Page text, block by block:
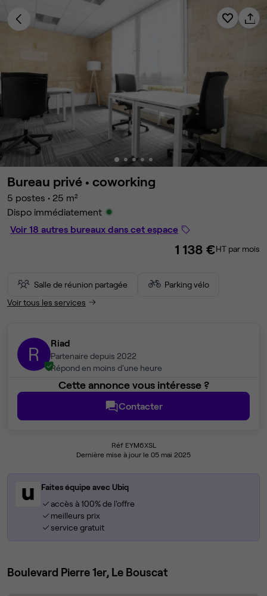
Bureau privé • coworking
5 postes • 25 m²
Dispo immédiatement
Voir 18 autres bureaux dans cet espace
1 138 €HT par mois
Salle de réunion partagée
Parking vélo
Voir tous les services
R Riad
Partenaire depuis 2022
Répond en moins d'une heure
Cette annonce vous intéresse ?
Contacter
Réf EYM6XSL
Dernière mise à jour le 05 mai 2025
Faites équipe avec Ubiq
accès à 100% de l'offre
meilleurs prix
service gratuit
Boulevard Pierre 1er, Le Bouscat